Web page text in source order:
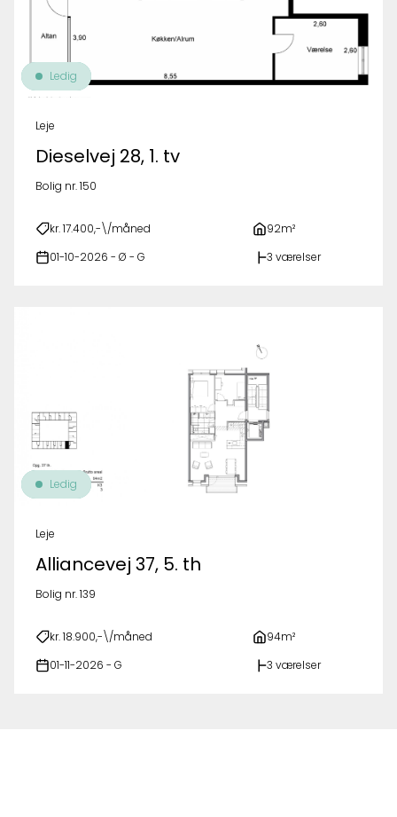
Ledig
Leje
Dieselvej 28, 1. tv
Bolig nr. 150
kr. 17.400,-\/måned 92m²
01-10-2026 - Ø - G 3 værelser
Ledig
Leje
Alliancevej 37, 5. th
Bolig nr. 139
kr. 18.900,-\/måned 94m²
01-11-2026 - G 3 værelser